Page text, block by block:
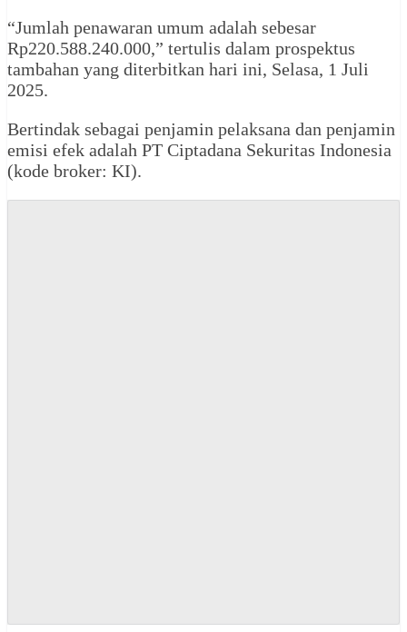
“Jumlah penawaran umum adalah sebesar
Rp220.588.240.000,” tertulis dalam prospektus
tambahan yang diterbitkan hari ini, Selasa, 1 Juli
2025.
Bertindak sebagai penjamin pelaksana dan penjamin
emisi efek adalah PT Ciptadana Sekuritas Indonesia
(kode broker: KI).